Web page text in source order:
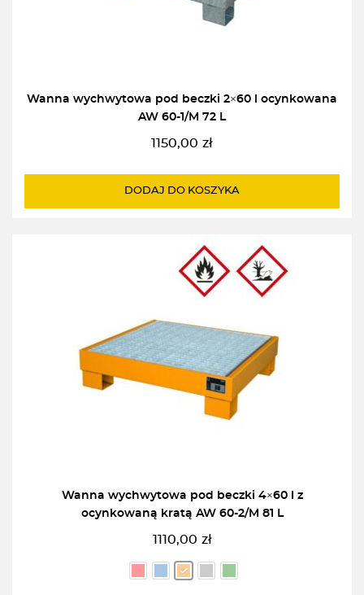
Wanna wychwytowa pod beczki 2×60 l ocynkowana
AW 60-1/M 72 L
1150,00 zł
DODAJ DO KOSZYKA
Wanna wychwytowa pod beczki 4×60 l z
ocynkowaną kratą AW 60-2/M 81 L
1110,00 zł